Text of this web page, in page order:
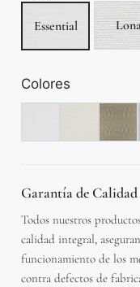
Essential
Colores
Garantía de Calidad
Todos nuestros
calidad integral,
funcionamiento de los
contra defectos de